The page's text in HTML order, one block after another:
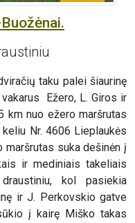
taku palei šiaurinę
Ežero, L. Giros ir
km nuo ežero maršrutas
Nr. 4606 Lieplaukės
maršrutas suka dešinėn į
ir mediniais takeliais
kol pasiekia
ir J. Perkovskio gatve
į kairę Miško takas